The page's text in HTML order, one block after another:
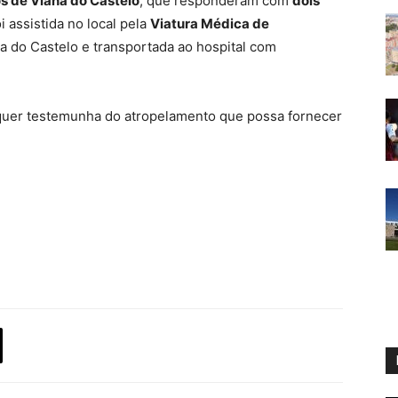
assistida no local pela Viatura Médica de
do Castelo e transportada ao hospital com
testemunha do atropelamento que possa fornecer